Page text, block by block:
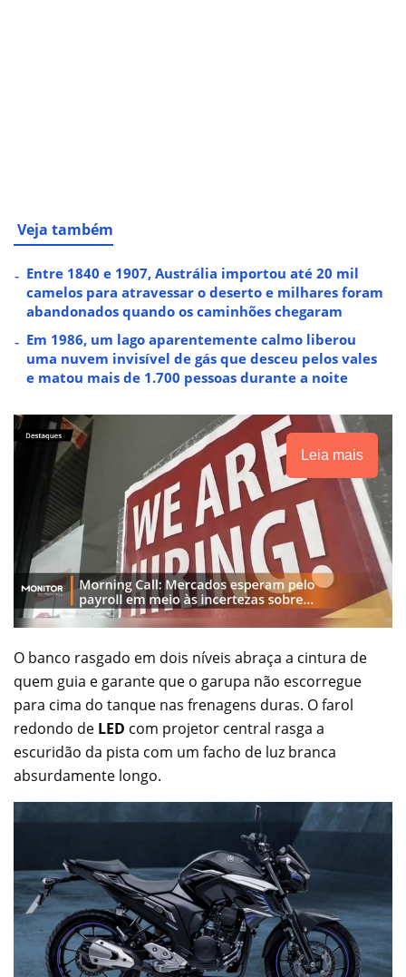
Veja também
Entre 1840 e 1907, Austrália importou até 20 mil
camelos para atravessar o deserto e milhares foram
abandonados quando os caminhões chegaram
Em 1986, um lago aparentemente calmo liberou
uma nuvem invisível de gás que desceu pelos vales
e matou mais de 1.700 pessoas durante a noite
Leia mais
O banco rasgado em dois níveis abraça a cintura de
quem guia e garante que o garupa não escorregue
para cima do tanque nas frenagens duras. O farol
redondo de LED com projetor central rasga a
escuridão da pista com um facho de luz branca
absurdamente longo.